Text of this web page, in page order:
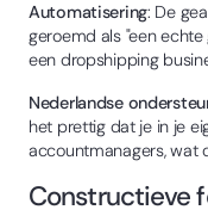
Automatisering: De
geroemd als "een
een dropshipping
Nederlandse
het prettig dat je in je
accountmanagers, wat
Constructieve